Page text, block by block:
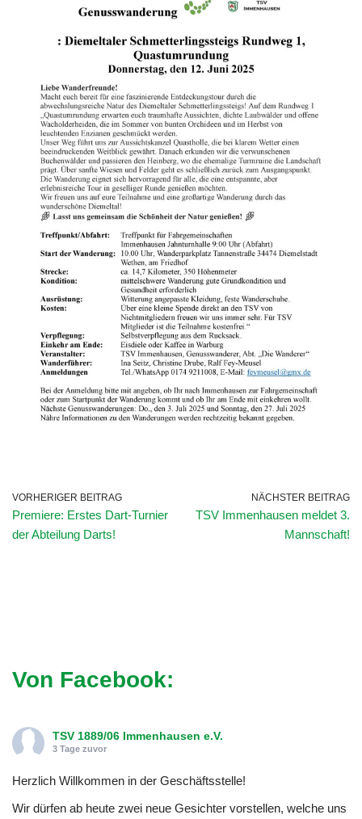
VORHERIGER BEITRAG
Premiere: Erstes Dart-Turnier
der Abteilung Darts!
NÄCHSTER BEITRAG
TSV Immenhausen meldet 3.
Mannschaft!
Von Facebook:
TSV 1889/06 Immenhausen e.V.
3 Tage zuvor
Herzlich Willkommen in der Geschäftsstelle!
Wir dürfen ab heute zwei neue Gesichter vorstellen, welche uns